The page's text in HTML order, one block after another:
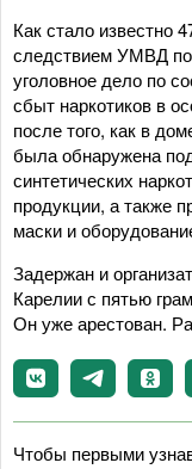
Как стало известно
следствием УМВД
уголовное дело по
сбыт наркотиков в
после того, как в
была обнаружена
синтетических
продукции, а также
маски и
Задержан и
Карелии с пятью
Он уже арестован.
Чтобы первыми